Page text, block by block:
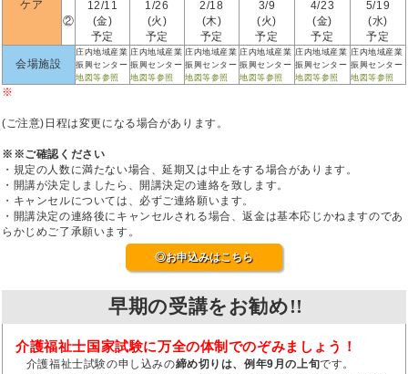
ケア
②
12/11
(金)
予定
1/26
(火)
予定
2/18
(木)
予定
3/9
(火)
予定
4/23
(金)
予定
5/19
(水)
予定
会場施設
庄内地域産業
振興センター
地図等参照
庄内地域産業
振興センター
地図等参照
庄内地域産業
振興センター
地図等参照
庄内地域産業
振興センター
地図等参照
庄内地域産業
振興センター
地図等参照
庄内地域産業
振興センター
地図等参照
※
(ご注意)日程は変更になる場合があります。
※※ご確認ください
・規定の人数に満たない場合、延期又は中止をする場合があります。
・開講が決定しましたら、開講決定の連絡を致します。
・キャンセルについては、必ずご連絡願います。
・開講決定の連絡後にキャンセルされる場合、返金は基本応じかねますのであ
らかじめご了承願います。
◎お申込みはこちら
早期の受講をお勧め!!
介護福祉士国家試験に万全の体制でのぞみましょう！
介護福祉士試験の申し込みの締め切りは、例年9月の上旬です。